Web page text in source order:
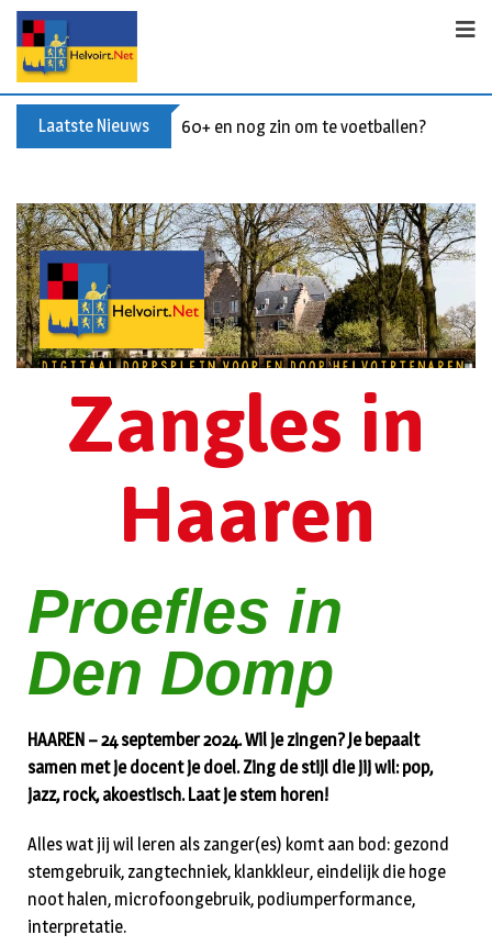
Laatste Nieuws 60+ en nog zin om te voetballen? Kom
Zangles in
Haaren
Proefles in
Den Domp
HAAREN – 24 september 2024. Wil je zingen? Je bepaalt
samen met je docent je doel. Zing de stijl die jij wil: pop,
jazz, rock, akoestisch. Laat je stem horen!
Alles wat jij wil leren als zanger(es) komt aan bod: gezond
stemgebruik, zangtechniek, klankkleur, eindelijk die hoge
noot halen, microfoongebruik, podiumperformance,
interpretatie.